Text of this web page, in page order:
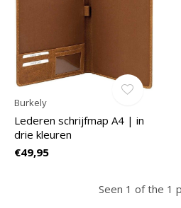
Burkely
Lederen schrijfmap A4 | in
drie kleuren
€49,95
Seen 1 of the 1